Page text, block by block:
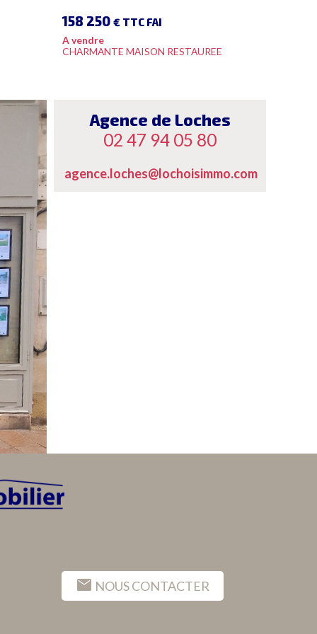
158 250 € TTC FAI
A vendre
CHARMANTE MAISON RESTAUREE
Agence de Loches
02 47 94 05 80
agence.loches@lochoisimmo.com
mail NOUS CONTACTER